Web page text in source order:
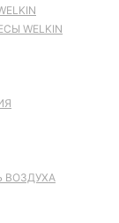
WELKIN
ВОЗДУХА